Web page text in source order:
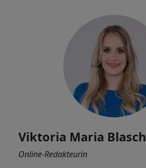
Viktoria Maria
Online-Redakteurin